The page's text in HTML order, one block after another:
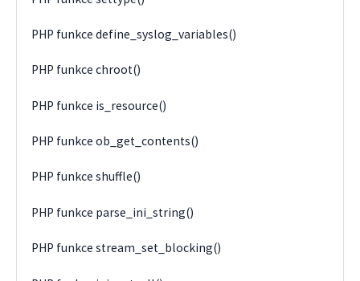
PHP funkce define_syslog_variables()
PHP funkce chroot()
PHP funkce is_resource()
PHP funkce ob_get_contents()
PHP funkce shuffle()
PHP funkce parse_ini_string()
PHP funkce stream_set_blocking()